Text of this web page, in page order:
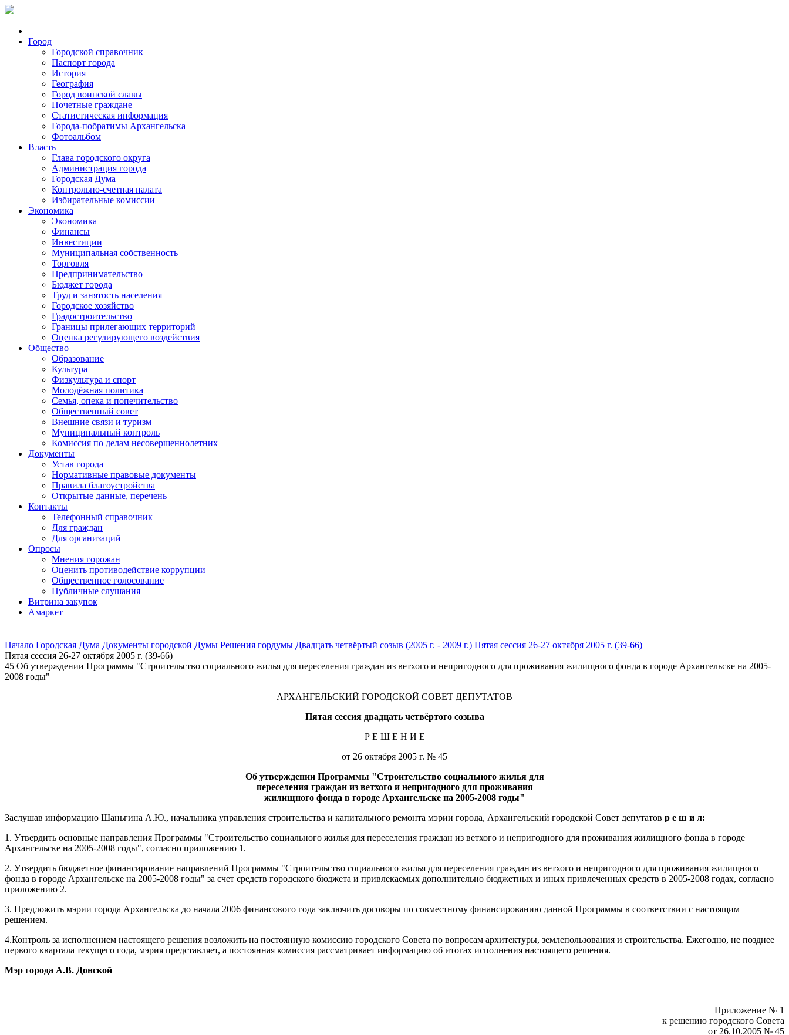
Город
Городской справочник
Паспорт города
История
География
Город воинской славы
Почетные граждане
Статистическая информация
Города-побратимы Архангельска
Фотоальбом
Власть
Глава городского округа
Администрация города
Городская Дума
Контрольно-счетная палата
Избирательные комиссии
Экономика
Экономика
Финансы
Инвестиции
Муниципальная собственность
Торговля
Предпринимательство
Бюджет города
Труд и занятость населения
Городское хозяйство
Градостроительство
Границы прилегающих территорий
Оценка регулирующего воздействия
Общество
Образование
Культура
Физкультура и спорт
Молодёжная политика
Семья, опека и попечительство
Общественный совет
Внешние связи и туризм
Муниципальный контроль
Комиссия по делам несовершеннолетних
Документы
Устав города
Нормативные правовые документы
Правила благоустройства
Открытые данные, перечень
Контакты
Телефонный справочник
Для граждан
Для организаций
Опросы
Мнения горожан
Оценить противодействие коррупции
Общественное голосование
Публичные слушания
Витрина закупок
Амаркет
Начало Городская Дума Документы городской Думы Решения гордумы Двадцать четвёртый созыв (2005 г. - 2009 г.) Пятая сессия 26-27 октября 2005 г. (39-66)
Пятая сессия 26-27 октября 2005 г. (39-66)
45 Об утверждении Программы "Строительство социального жилья для переселения граждан из ветхого и непригодного для проживания жилищного фонда в городе Архангельске на 2005-
2008 годы"
АРХАНГЕЛЬСКИЙ ГОРОДСКОЙ СОВЕТ ДЕПУТАТОВ
Пятая сессия двадцать четвёртого созыва
Р Е Ш Е Н И Е
от 26 октября 2005 г. № 45
Об утверждении Программы "Строительство социального жилья для
переселения граждан из ветхого и непригодного для проживания
жилищного фонда в городе Архангельске на 2005-2008 годы"
Заслушав информацию Шаньгина А.Ю., начальника управления строительства и капитального ремонта мэрии города, Архангельский городской Совет депутатов р е ш и л:
1. Утвердить основные направления Программы "Строительство социального жилья для переселения граждан из ветхого и непригодного для проживания жилищного фонда в городе
Архангельске на 2005-2008 годы", согласно приложению 1.
2. Утвердить бюджетное финансирование направлений Программы "Строительство социального жилья для переселения граждан из ветхого и непригодного для проживания жилищного
фонда в городе Архангельске на 2005-2008 годы" за счет средств городского бюджета и привлекаемых дополнительно бюджетных и иных привлеченных средств в 2005-2008 годах, согласно
приложению 2.
3. Предложить мэрии города Архангельска до начала 2006 финансового года заключить договоры по совместному финансированию данной Программы в соответствии с настоящим
решением.
4.Контроль за исполнением настоящего решения возложить на постоянную комиссию городского Совета по вопросам архитектуры, землепользования и строительства. Ежегодно, не позднее
первого квартала текущего года, мэрия представляет, а постоянная комиссия рассматривает информацию об итогах исполнения настоящего решения.
Мэр города А.В. Донской
Приложение № 1
к решению городского Совета
от 26.10.2005 № 45